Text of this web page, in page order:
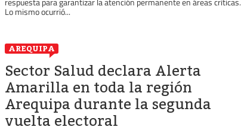
Lo mismo ocurrió...
AREQUIPA
Sector Salud declara Alerta
Amarilla en toda la región
Arequipa durante la segunda
vuelta electoral